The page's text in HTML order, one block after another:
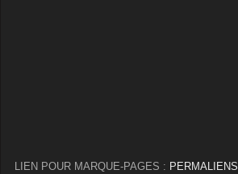
LIEN POUR MARQUE-PAGES : PERMALIENS